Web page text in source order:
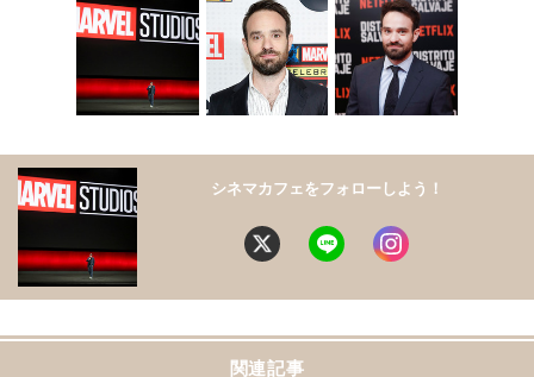
シネマカフェをフォローしよう！
関連記事